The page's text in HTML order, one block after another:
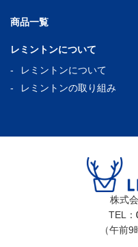
商品一覧
レミントンについて
レミントンについて
レミントンの取り組み
株式
TEL：
（午前